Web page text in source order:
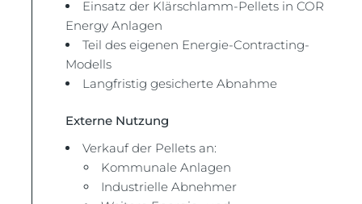
Einsatz der Klärschlamm-Pellets in COR
Energy Anlagen
Teil des eigenen Energie-Contracting-
Modells
Langfristig gesicherte Abnahme
Externe Nutzung
Verkauf der Pellets an:
Kommunale Anlagen
Industrielle Abnehmer